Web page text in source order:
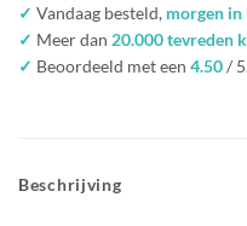
✓ Vandaag besteld, morgen in
✓ Meer dan 20.000 tevreden
✓ Beoordeeld met een 4.50/
Beschrijving